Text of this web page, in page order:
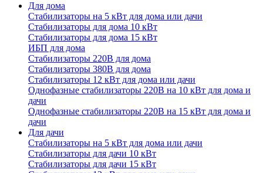
Для дома
Стабилизаторы на 5 кВт для дома или дачи
Стабилизаторы для дома 10 кВт
Стабилизаторы для дома 15 кВт
ИБП для дома
Стабилизаторы 220В для дома
Стабилизаторы 380В для дома
Стабилизаторы 12 кВт для дома или дачи
Однофазные стабилизаторы 220В на 10 кВт для дома и
дачи
Однофазные стабилизаторы 220В на 15 кВт для дома и
дачи
Для дачи
Стабилизаторы на 5 кВт для дома или дачи
Стабилизаторы для дачи 10 кВт
Стабилизаторы для дачи 15 кВт